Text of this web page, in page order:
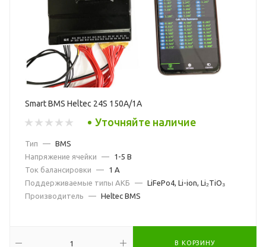
Smart BMS Heltec 24S 150A/1A
Уточняйте наличие
Тип — BMS
Напряжение ячейки
—
1-5 В
Ток балансировки
—
1 А
Поддерживаемые типы АКБ
— LiFePo4, Li-ion, Li₂TiO₃
Производитель
— Heltec BMS
В КОРЗИНУ